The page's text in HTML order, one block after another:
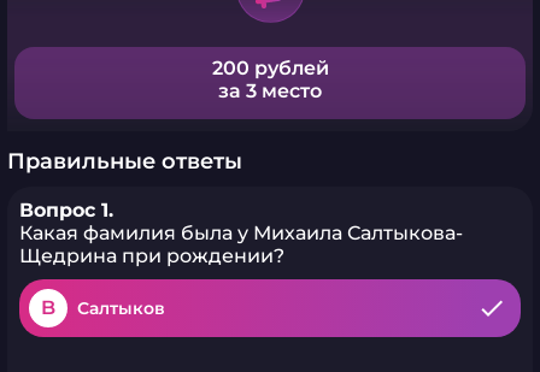
200 рублей
за 3 место
Правильные ответы
Вопрос 1.
Какая фамилия была у Михаила Салтыкова-
Щедрина при рождении?
B Салтыков